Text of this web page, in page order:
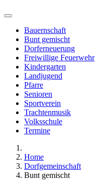
Bauernschaft
Bunt gemischt
Dorferneuerung
Freiwillige Feuerwehr
Kindergarten
Landjugend
Pfarre
Senioren
Sportverein
Trachtenmusik
Volksschule
Termine
Home
Dorfgemeinschaft
Bunt gemischt